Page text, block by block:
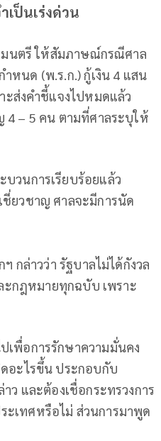
เป็นเร่งด่วน
มนตรี ให้สัมภาษณ์กรณีศาล
หนด (พ.ร.ก.) กู้เงิน 4 แสน
ะส่งคำชี้แจงไปหมดแล้ว
4 – 5 คน ตามที่ศาลระบุให้
บวนการเรียบร้อยแล้ว
ชี่ยวชาญ ศาลจะมีการนัด
กล่าวว่า รัฐบาลไม่ได้กังวล
ะกฎหมายทุกฉบับ เพราะ
เพื่อการรักษาความมั่นคง
อะไรขึ้น ประกอบกับ
ว และต้องเชื่อกระทรวงการ
เทศหรือไม่ ส่วนการมาพูด